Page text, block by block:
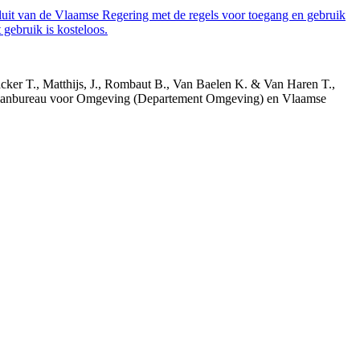
van de Vlaamse Regering met de regels voor toegang en gebruik
is kosteloos.
T., Matthijs, J., Rombaut B., Van Baelen K. & Van Haren T.,
voor Omgeving (Departement Omgeving) en Vlaamse